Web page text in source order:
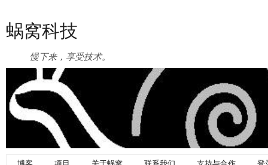
蜗窝科技
慢下来，享受技术。